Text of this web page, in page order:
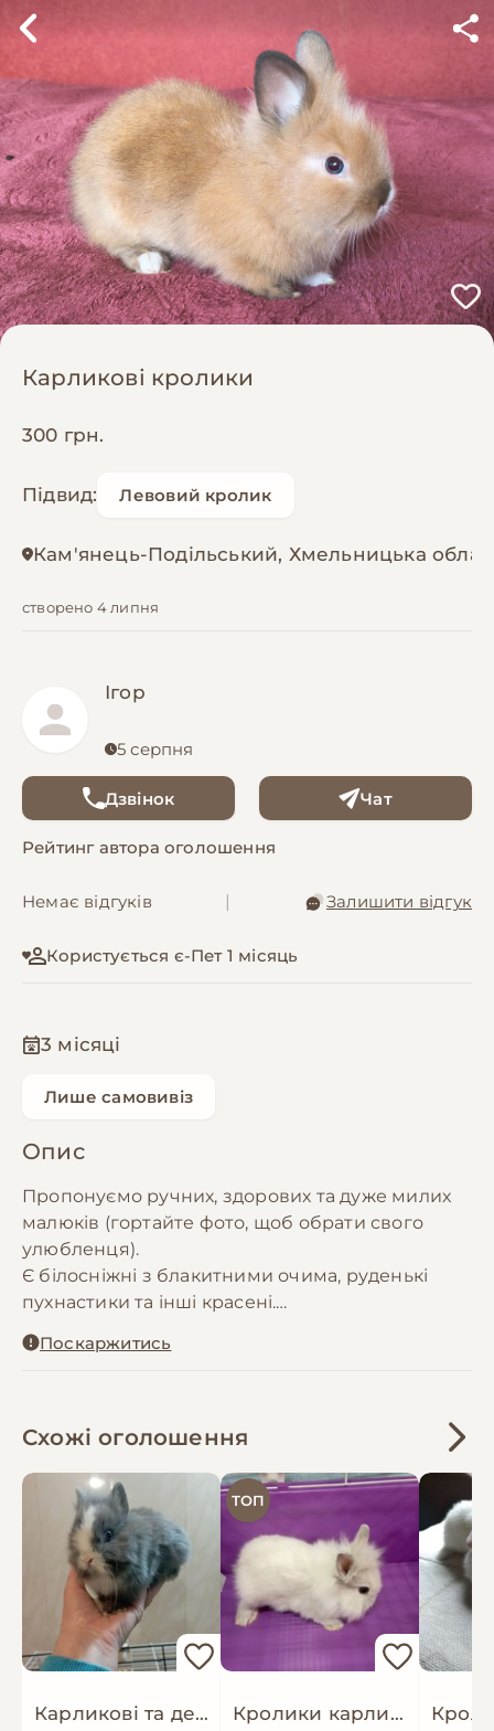
Карликові кролики
300 грн.
Підвид: Левовий кролик
Кам'янець-Подільський, Хмельницька
створено 4 липня
Ігор
5 серпня
Дзвінок Чат
Рейтинг автора оголошення
Немає відгуків Залишити відгук
Користується є-Пет 1 місяць
3 місяці
Лише самовивіз
Опис
Пропонуємо ручних, здорових та дуже милих
малюків (гортайте фото, щоб обрати свого
улюбленця).
Є білосніжні з блакитними очима, руденькі
пухнастики та інші красені.
Про наших малюків:
Дуже лагідні, грайливі, привчаються до лотка.
Доставка по нашому місту.
Ціни, деталі та додаткові фото/відео скину в
приватні повідомлення. Пишіть або
телефонуйте.
Поспішайте обрати свого вухастика!
Поскаржитись
Схожі оголошення
Карликові та декоративні кролики яскраві окраси і клітки
ТОП
Кролики карликові